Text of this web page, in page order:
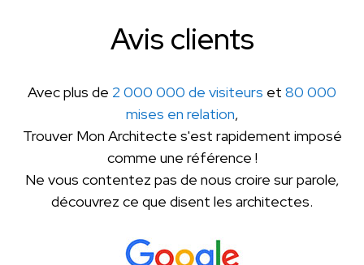
Avis clients
Avec plus de 2 000 000 de visiteurs et 80 000
mises en relation,
Trouver Mon Architecte s'est rapidement imposé
comme une référence !
Ne vous contentez pas de nous croire sur parole,
découvrez ce que disent les architectes.